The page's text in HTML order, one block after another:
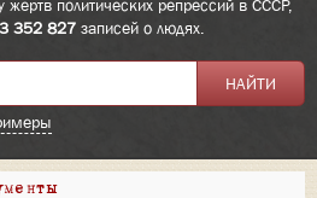
политических репрессий в СССР,
3 352 827 записей о людях.